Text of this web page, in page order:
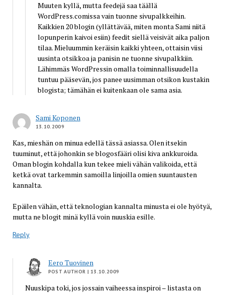
Muuten kyllä, mutta feedejä saa täällä
WordPress.comissa vain tuonne sivupalkkeihin.
Kaikkien 20 blogin (yllättävää, miten monta Sami niitä
lopunperin kaivoi esiin) feedit siellä veisivät aika paljon
tilaa. Mieluummin keräisin kaikki yhteen, ottaisin viisi
uusinta otsikkoa ja panisin ne tuonne sivupalkkiin.
Lähimmäs WordPressin omalla toiminnallisuudella
tuntuu pääsevän, jos panee uusimman otsikon kustakin
blogista; tämähän ei kuitenkaan ole sama asia.
Sami Koponen
13.10.2009
Kas, mieshän on minua edellä tässä asiassa. Olen itsekin
tuuminut, että johonkin se blogosfääri olisi kiva ankkuroida.
Oman blogin kohdalla kun tekee mieli vähän valikoida, että
ketkä ovat tarkemmin samoilla linjoilla omien suuntausten
kannalta.
Epäilen vähän, että teknologian kannalta minusta ei ole hyötyä,
mutta ne blogit minä kyllä voin nuuskia esille.
Reply
Eero Tuovinen
POST AUTHOR | 13.10.2009
Nuuskipa toki, jos jossain vaiheessa inspiroi – listasta on